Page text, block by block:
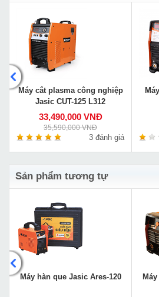
Máy cắt plasma công nghiệp
Jasic CUT-125 L312
33,490,000 VNĐ
35,590,000 VNĐ
3 đánh giá
Sản phẩm tương tự
Máy hàn que Jasic Ares-120